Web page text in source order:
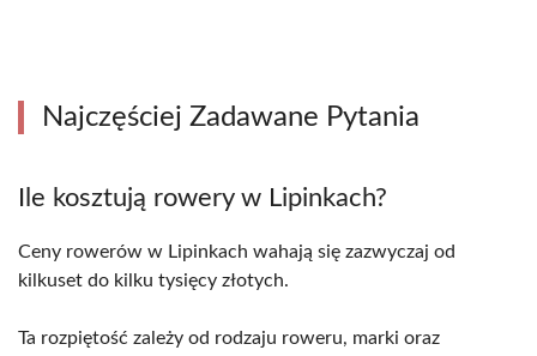
Najczęściej Zadawane Pytania
Ile kosztują rowery w Lipinkach?
Ceny rowerów w Lipinkach wahają się zazwyczaj od
kilkuset do kilku tysięcy złotych.
Ta rozpiętość zależy od rodzaju roweru, marki oraz